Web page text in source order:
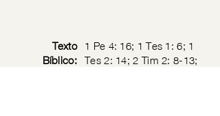
Texto
Bíblico:
1 Pe 4: 16; 1 Tes 1: 6; 1
Tes 2: 14; 2 Tim 2: 8-13;